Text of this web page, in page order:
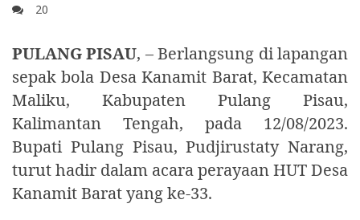
20
PULANG PISAU, – Berlangsung di lapangan
sepak bola Desa Kanamit Barat, Kecamatan
Maliku, Kabupaten Pulang Pisau,
Kalimantan Tengah, pada 12/08/2023.
Bupati Pulang Pisau, Pudjirustaty Narang,
turut hadir dalam acara perayaan HUT Desa
Kanamit Barat yang ke-33.